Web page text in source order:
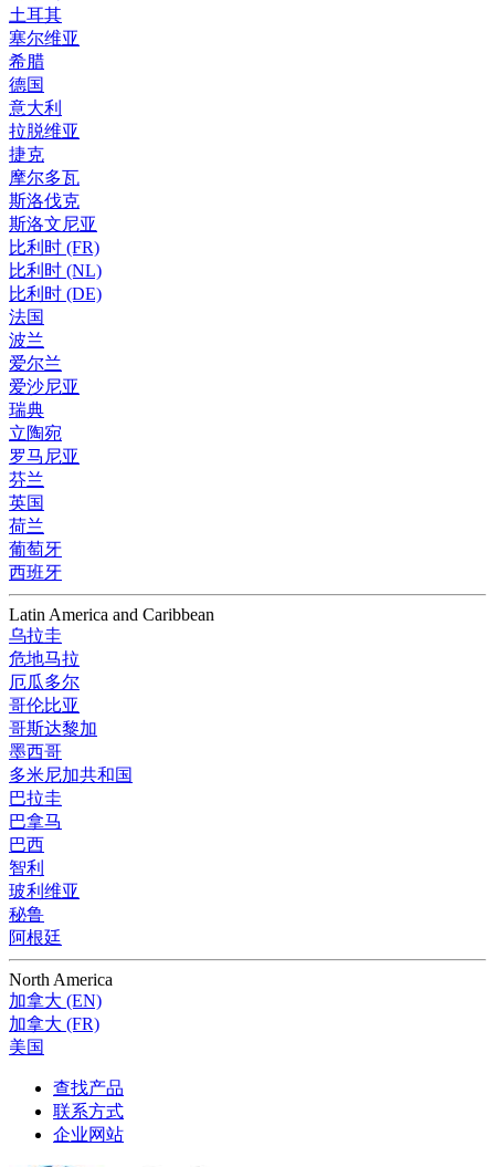
土耳其
塞尔维亚
希腊
德国
意大利
拉脱维亚
捷克
摩尔多瓦
斯洛伐克
斯洛文尼亚
比利时 (FR)
比利时 (NL)
比利时 (DE)
法国
波兰
爱尔兰
爱沙尼亚
瑞典
立陶宛
罗马尼亚
芬兰
英国
荷兰
葡萄牙
西班牙
Latin America and Caribbean
乌拉圭
危地马拉
厄瓜多尔
哥伦比亚
哥斯达黎加
墨西哥
多米尼加共和国
巴拉圭
巴拿马
巴西
智利
玻利维亚
秘鲁
阿根廷
North America
加拿大 (EN)
加拿大 (FR)
美国
查找产品
联系方式
企业网站